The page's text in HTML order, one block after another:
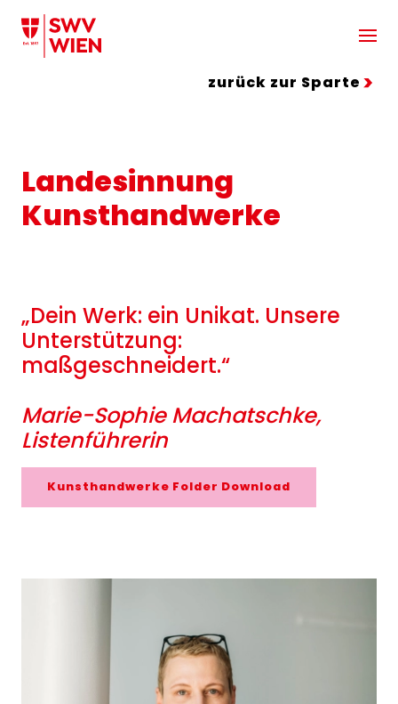
Zum Hauptinhalt springen
zurück zur Sparte
Landesinnung
Kunsthandwerke
„Dein Werk: ein Unikat. Unsere
Unterstützung:
maßgeschneidert.“
Marie-Sophie Machatschke,
Listenführerin
Kunsthandwerke Folder Download